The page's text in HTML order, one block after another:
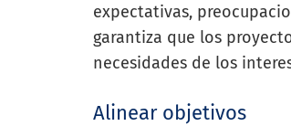
expectativas,
garantiza que los
necesidades de los
Alinear objetivos